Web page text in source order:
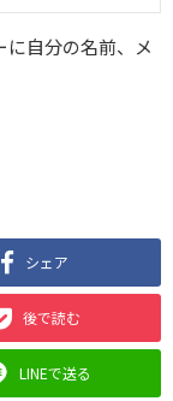
自分の名前、メ
シェア
後で読む
LINEで送る